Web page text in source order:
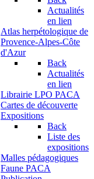
Actualités
en lien
Atlas herpétologique de
Provence-Alpes-Côte
d'Azur
Back
Actualités
en lien
Librairie LPO PACA
Cartes de découverte
Expositions
Back
Liste des
expositions
Malles pédagogiques
Faune PACA